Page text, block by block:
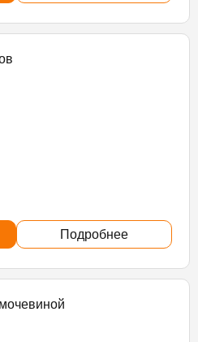
Подробнее